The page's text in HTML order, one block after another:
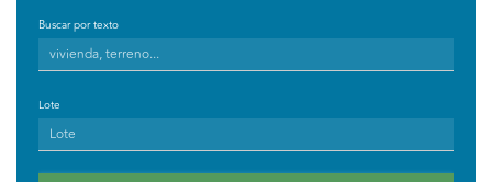
Buscar por texto
Lote